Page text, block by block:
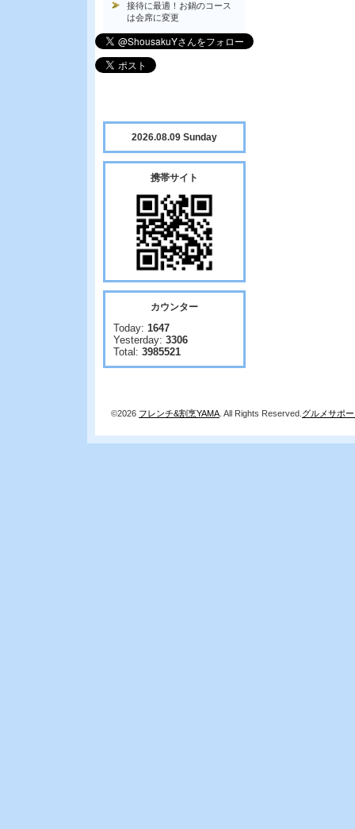
接待に最適！お鍋のコース
は会席に変更
2026.08.09 Sunday
携帯サイト
カウンター
Today: 1647
Yesterday: 3306
Total: 3985521
©2026 フレンチ&割烹YAMA . All Rights Reserved. グルメサポ